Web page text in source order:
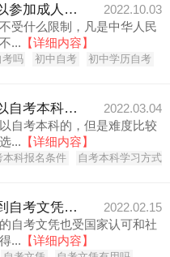
初中学历可以参加成人自考吗？
2022.10.03
受什么限制，凡是中华人民
... 【详细内容】
考吗 初中自考 初中学历自考
初中学历可以自考本科吗？有哪些学习方式？
2022.03.04
自考本科的，但是难度比较
... 【详细内容】
本科报名条件 自考本科学习方式
初中学历拿到自考文凭有用吗？
2022.02.15
自考文凭也受国家认可和社
... 【详细内容】